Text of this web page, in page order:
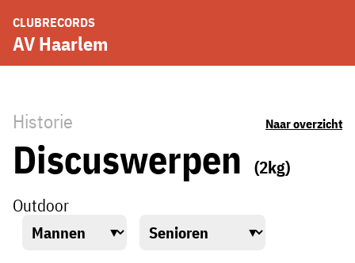
CLUBRECORDS
AV Haarlem
Historie Naar overzicht
Discuswerpen
(2kg)
Outdoor